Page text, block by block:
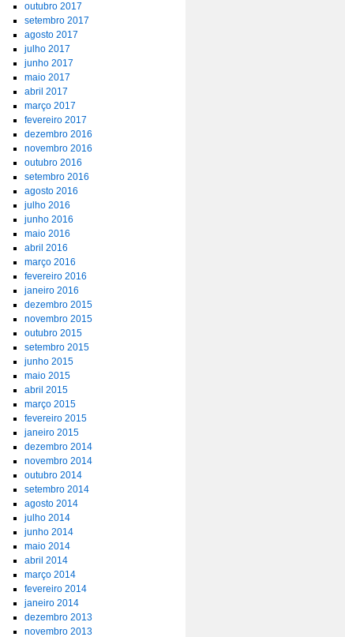
outubro 2017
setembro 2017
agosto 2017
julho 2017
junho 2017
maio 2017
abril 2017
março 2017
fevereiro 2017
dezembro 2016
novembro 2016
outubro 2016
setembro 2016
agosto 2016
julho 2016
junho 2016
maio 2016
abril 2016
março 2016
fevereiro 2016
janeiro 2016
dezembro 2015
novembro 2015
outubro 2015
setembro 2015
junho 2015
maio 2015
abril 2015
março 2015
fevereiro 2015
janeiro 2015
dezembro 2014
novembro 2014
outubro 2014
setembro 2014
agosto 2014
julho 2014
junho 2014
maio 2014
abril 2014
março 2014
fevereiro 2014
janeiro 2014
dezembro 2013
novembro 2013